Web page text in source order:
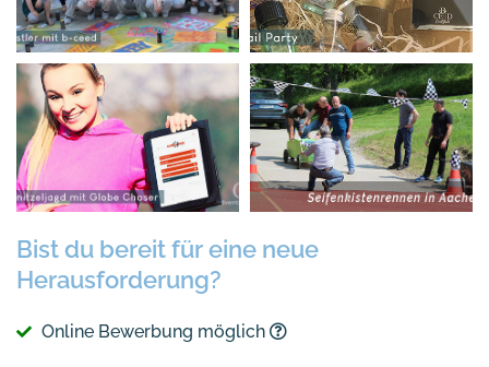
Bist du bereit für eine neue
Herausforderung?
Online Bewerbung möglich